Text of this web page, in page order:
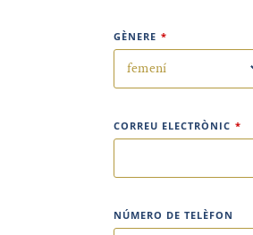
GÈNERE *
CORREU ELECTRÒNIC *
NÚMERO DE TELÈFON